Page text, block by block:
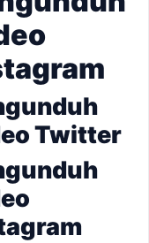
Twitter